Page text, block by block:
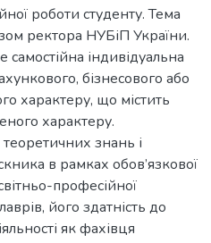
роботи студенту. Тема
ректора НУБіП України.
самостійна індивідуальна
бізнесового або
характеру, що містить
характеру.
знань і
в рамках обов’язкової
професійної
його здатність до
як фахівця